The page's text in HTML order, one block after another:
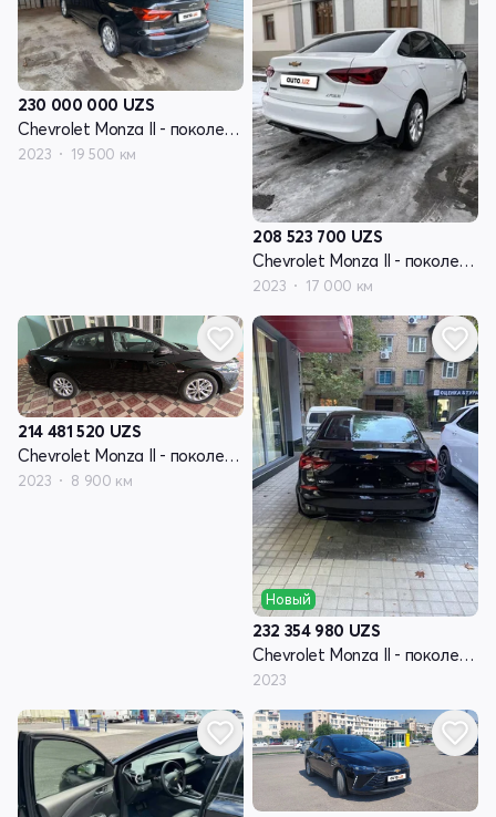
230 000 000 UZS
Chevrolet Monza II - поколение рестайлинг
2023 19 500 км
208 523 700 UZS
Chevrolet Monza II - поколение рестайлинг
2023 17 000 км
214 481 520 UZS
Chevrolet Monza II - поколение рестайлинг
2023 8 900 км
Новый
232 354 980 UZS
Chevrolet Monza II - поколение рестайлинг
2023